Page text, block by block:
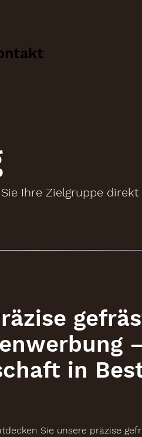
Ihre Zielgruppe direkt
in
Sie unsere präzise